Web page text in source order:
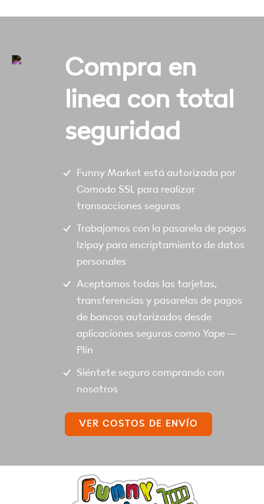
Compra en
linea con total
seguridad
Funny Market está autorizada por
Comodo SSL para realizar
transacciones seguras
Trabajamos con la pasarela de pagos
Izipay para encriptamiento de datos
personales
Aceptamos todas las tarjetas,
transferencias y pasarelas de pagos
de bancos autorizados desde
aplicaciones seguras como Yape –
Plin
Siéntete seguro comprando con
nosotros
VER COSTOS DE ENVÍO